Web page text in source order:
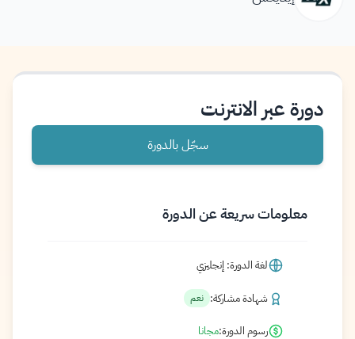
دورة عبر الانترنت
سجّل بالدورة
معلومات سريعة عن الدورة
لغة الدورة: إنجليزي
شهادة مشاركة: نعم
رسوم الدورة:مجانا